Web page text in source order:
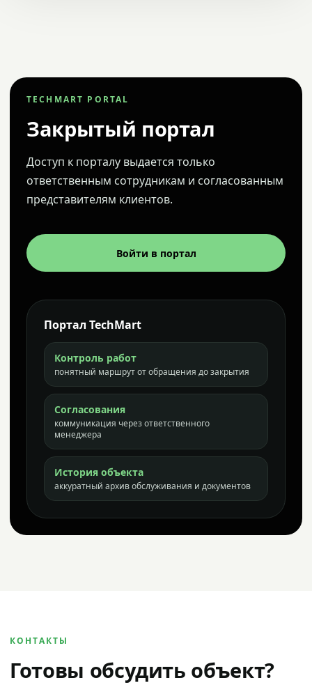
TECHMART PORTAL
Закрытый портал
Доступ к порталу выдается только
ответственным сотрудникам и согласованным
представителям клиентов.
Войти в портал
Портал TechMart
Контроль работ
понятный маршрут от обращения до закрытия
Согласования
коммуникация через ответственного
менеджера
История объекта
аккуратный архив обслуживания и документов
КОНТАКТЫ
Готовы обсудить объект?